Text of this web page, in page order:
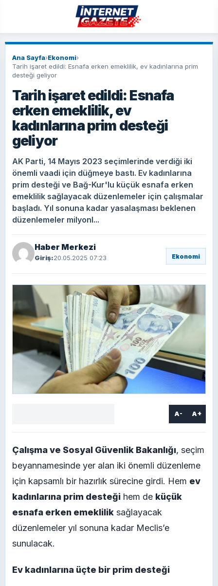
Ana Sayfa›Ekonomi›
Tarih işaret edildi: Esnafa erken emeklilik, ev kadınlarına prim
desteği geliyor
Tarih işaret edildi: Esnafa
erken emeklilik, ev
kadınlarına prim desteği
geliyor
AK Parti, 14 Mayıs 2023 seçimlerinde verdiği iki
önemli vaadi için düğmeye bastı. Ev kadınlarına
prim desteği ve Bağ-Kur'lu küçük esnafa erken
emeklilik sağlayacak düzenlemeler için çalışmalar
başladı. Yıl sonuna kadar yasalaşması beklenen
düzenlemeler milyonl...
Haber Merkezi
Giriş:20.05.2025 07:23 Ekonomi
A- A+
Çalışma ve Sosyal Güvenlik Bakanlığı, seçim
beyannamesinde yer alan iki önemli düzenleme
için kapsamlı bir hazırlık sürecine girdi. Hem ev
kadınlarına prim desteği hem de küçük
esnafa erken emeklilik sağlayacak
düzenlemeler yıl sonuna kadar Meclis’e
sunulacak.
Ev kadınlarına üçte bir prim desteği